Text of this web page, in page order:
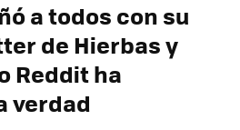
a todos con su
de Hierbas y
Reddit ha
verdad